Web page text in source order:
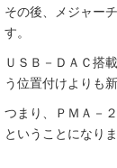
その後、メジャー
す。
ＵＳＢ－ＤＡＣ搭
う位置付けよりも
つまり、ＰＭＡ－
ということになりま